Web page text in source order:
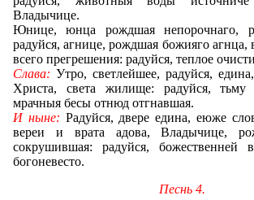
Владычице.
Юнице, юнца рождшая непорочнаго,
радуйся, агнице, рождшая божияго
всего прегрешения: радуйся, теплое
Слава: Утро, светлейшее, радуйся,
Христа, света жилище: радуйся, тьму
мрачныя бесы отнюд отгнавшая.
И ныне: Радуйся, двере едина, еюже
вереи и врата адова, Владычице,
сокрушившая: радуйся, божественней
богоневесто.
Песнь 4.